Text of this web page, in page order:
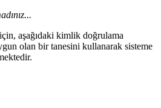
aşağıdaki kimlik doğrulama
olan bir tanesini kullanarak sisteme